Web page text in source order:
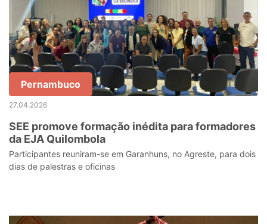
Pernambuco
27.04.2026
SEE promove formação inédita para formadores
da EJA Quilombola
Participantes reuniram-se em Garanhuns, no Agreste, para dois
dias de palestras e oficinas